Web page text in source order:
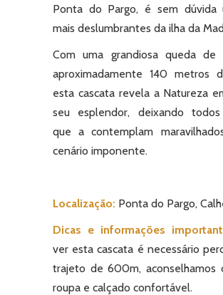
Ponta do Pargo, é sem dúvida
mais deslumbrantes da ilha da
Com uma grandiosa queda de
aproximadamente 140 metros
esta cascata revela a Natureza
seu esplendor, deixando todos
que a contemplam
cenário imponente.
Localização: Ponta do Pargo,
Dicas e informações
ver esta cascata é necessário
trajeto de 600m, aconselhamos
roupa e calçado confortável.